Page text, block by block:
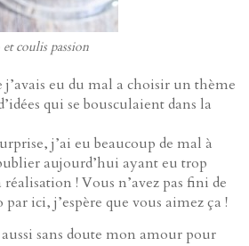
et coulis passion
j’avais eu du mal a choisir un thème
qui se bousculaient dans la
j’ai eu beaucoup de mal à
aujourd’hui ayant eu trop
réalisation ! Vous n’avez pas fini de
ici, j’espère que vous aimez ça !
sans doute mon amour pour